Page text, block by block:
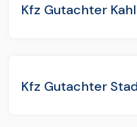
Kfz Gutachter
Kfz Gutachter